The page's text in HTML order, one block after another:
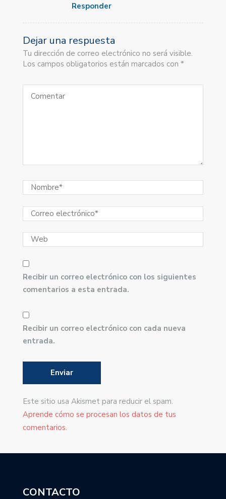
Responder
Dejar una respuesta
Tu dirección de correo electrónico no será visible.
Los campos obligatorios están marcados con *
Recibir un correo electrónico con los siguientes
comentarios a esta entrada.
Recibir un correo electrónico con cada nueva
entrada.
Este sitio usa Akismet para reducir el spam.
Aprende cómo se procesan los datos de tus
comentarios.
CONTACTO